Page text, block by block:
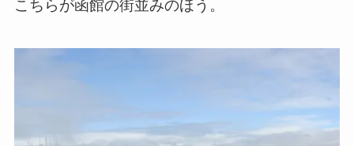
こちらが函館の街並みのほう。